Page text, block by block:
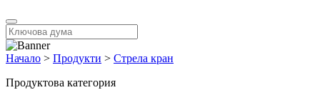
Начало > Продукти > Стрела кран
Продуктова категория